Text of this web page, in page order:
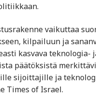
vaikuttaa
kilpailuun ja
kasvava teknologia-
päätöksistä
sijoittajille ja
Times of Israel.